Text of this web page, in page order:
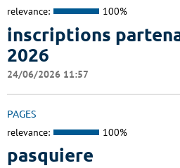
relevance: 100%
inscriptions
2026
24/06/2026 11:57
PAGES
relevance: 100%
pasquiere